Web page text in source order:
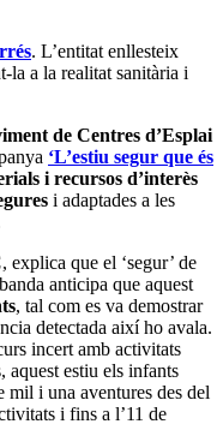
. L’entitat enllesteix
la a la realitat sanitària i
de Centres d’Esplai
‘L’estiu segur que és
i recursos d’interès
i adaptades a les
, explica que el ‘segur’ de
anticipa que aquest
, tal com es va demostrar
detectada així ho avala.
incert amb activitats
aquest estiu els infants
mil i una aventures des del
i fins a l’11 de